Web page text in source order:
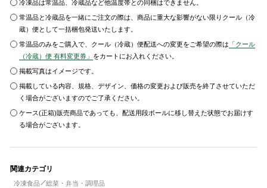
冷凍品は常温品、冷蔵品など他温度帯との同梱はできません。
常温品と冷蔵品を一緒にご注文の際は、商品に重大な影響がない限りクール（冷
蔵）便として一括梱包発送いたします。
常温品のみをご購入で、クール（冷蔵）便配送への変更をご希望の際は 「クール
（冷蔵）便 有料変更券」 をカートにお入れください。
掲載写真はイメージです。
掲載している内容、規格、デザイン、価格の変更および販売を終了させていただ
く場合がございますのでご了承ください。
ケース(正箱)販売商品であっても、配送用段ボールに移し替えた状態でお届けす
る場合がございます。
関連カテゴリ
冷凍食品 総菜・弁当・調理品